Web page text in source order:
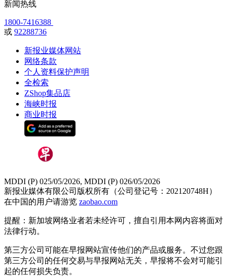
新闻热线
1800-7416388
或 92288736
新报业媒体网站
网络条款
个人资料保护声明
全检索
ZShop集品店
海峡时报
商业时报
MDDI (P) 025/05/2026, MDDI (P) 026/05/2026
新报业媒体有限公司版权所有（公司登记号：202120748H）
在中国的用户请游览 zaobao.com
提醒：新加坡网络业者若未经许可，擅自引用本网内容将面对
法律行动。
第三方公司可能在早报网站宣传他们的产品或服务。不过您跟
第三方公司的任何交易与早报网站无关，早报将不会对可能引
起的任何损失负责。